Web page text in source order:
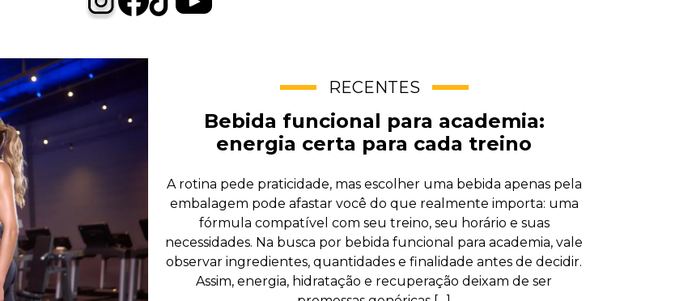
RECENTES
Bebida funcional para academia:
energia certa para cada treino
A rotina pede praticidade, mas escolher uma bebida apenas pela
embalagem pode afastar você do que realmente importa: uma
fórmula compatível com seu treino, seu horário e suas
necessidades. Na busca por bebida funcional para academia, vale
observar ingredientes, quantidades e finalidade antes de decidir.
Assim, energia, hidratação e recuperação deixam de ser